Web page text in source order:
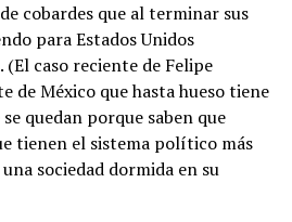
cobardes que al terminar sus
para Estados Unidos
caso reciente de Felipe
de México que hasta hueso tiene
quedan porque saben que
tienen el sistema político más
sociedad dormida en su